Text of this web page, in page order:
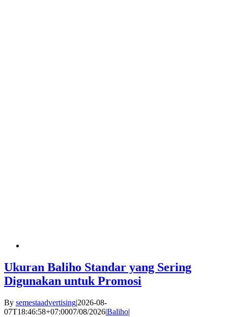
Ukuran Baliho Standar yang Sering
Digunakan untuk Promosi
By semestaadvertising|2026-08-
07T18:46:58+07:0007/08/2026|Baliho|